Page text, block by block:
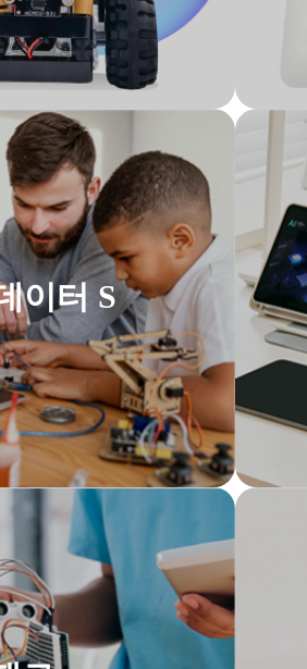
이터 S